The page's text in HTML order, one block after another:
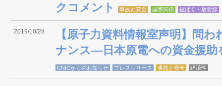
クコメント
事故と安全 国際関係 被ばく・放射線
2019/10/28
【原子力資料情報室声明】問
ナンス―日本原電への資金援
CNICからのお知らせ プレスリリース 事故と安全 経済性